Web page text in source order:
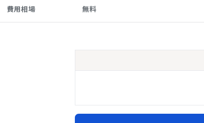
費用相場 無料